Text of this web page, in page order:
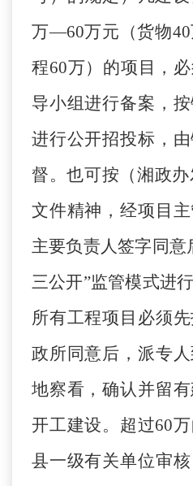
万—60万元（货物
程60万）的项目，
导小组进行备案，
进行公开招投标，
督。也可按（湘政办
文件精神，经项目
主要负责人签字同意
三公开”监管模式进
所有工程项目必须
政所同意后，派专
地察看，确认并留
开工建设。超过60
县一级有关单位审核